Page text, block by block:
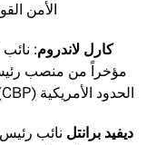
الأمن
كارل لاندروم: نائب
مؤخراً من منصب
الحدود الأمريكية (CBP) في لاريدو، حيث قاد أكثر من 2000 عميل.
ديفيد برانتل